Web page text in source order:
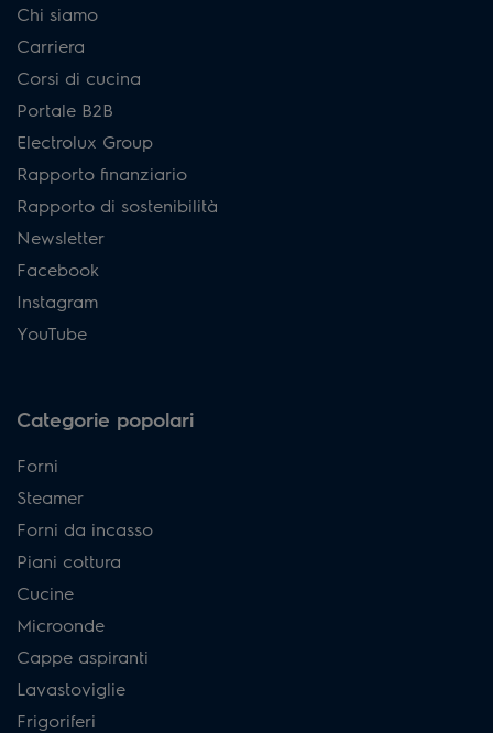
Chi siamo
Carriera
Corsi di cucina
Portale B2B
Electrolux Group
Rapporto finanziario
Rapporto di sostenibilità
Newsletter
Facebook
Instagram
YouTube
Categorie popolari
Forni
Steamer
Forni da incasso
Piani cottura
Cucine
Microonde
Cappe aspiranti
Lavastoviglie
Frigoriferi